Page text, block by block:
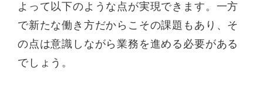
よって以下のような点が実現できます。一方
で新たな働き方だからこその課題もあり、そ
の点は意識しながら業務を進める必要がある
でしょう。